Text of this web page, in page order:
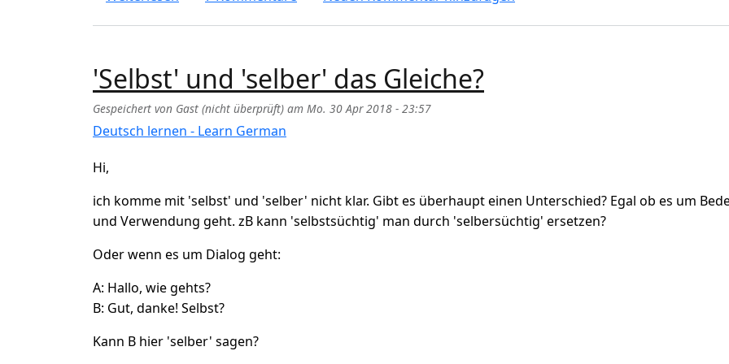
'Selbst' und 'selber' das Gleiche?
Gespeichert von Gast (nicht überprüft) am Mo. 30 Apr 2018 - 23:57
Deutsch lernen - Learn German
Hi,
ich komme mit 'selbst' und 'selber' nicht klar. Gibt es überhaupt einen Unterschied? Egal ob es um
und Verwendung geht. zB kann 'selbstsüchtig' man durch 'selbersüchtig' ersetzen?
Oder wenn es um Dialog geht:
A: Hallo, wie gehts?
B: Gut, danke! Selbst?
Kann B hier 'selber' sagen?